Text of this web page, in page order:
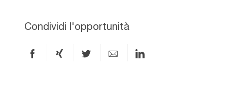
Condividi l'opportunità
CondividiCondividiCondividiCondividiCondividi